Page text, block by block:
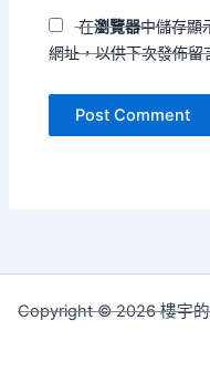
在瀏覽器中儲存顯
網址，以供下次發佈留
Copyright © 2026 樓宇